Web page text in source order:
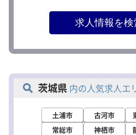
茨城県 内の人気求人エ
土浦市 古河市
常総市
神栖市